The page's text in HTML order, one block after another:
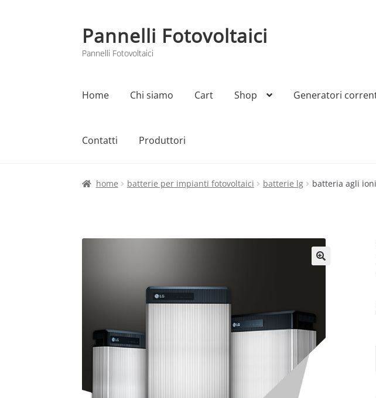
Vai
alla
navigazione
Vai
al
contenuto
Pannelli Fotovoltaici
Pannelli Fotovoltaici
Home Chi siamo Cart Shop Generatori
Contatti Produttori
Home Cart Checkout Chi siamo Contatti My account Produttori
home batterie per impianti fotovoltaici batterie lg batteria agli